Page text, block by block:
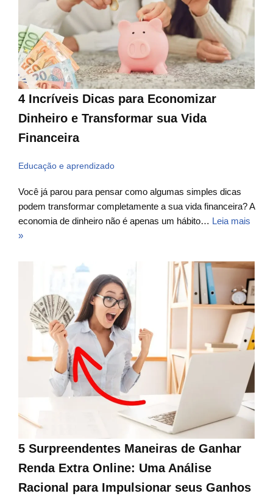
4 Incríveis Dicas para Economizar
Dinheiro e Transformar sua Vida
Financeira
Educação e aprendizado
Você já parou para pensar como algumas simples dicas
podem transformar completamente a sua vida financeira? A
economia de dinheiro não é apenas um hábito… Leia mais
»
5 Surpreendentes Maneiras de Ganhar
Renda Extra Online: Uma Análise
Racional para Impulsionar seus Ganhos